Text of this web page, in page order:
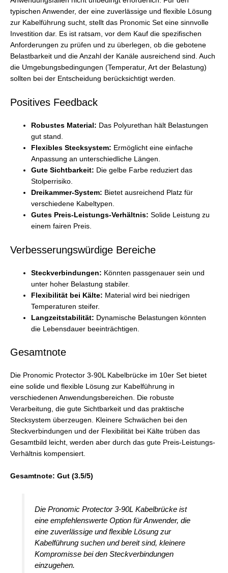
typischen Anwender, der eine zuverlässige und flexible Lösung
zur Kabelführung sucht, stellt das Pronomic Set eine sinnvolle
Investition dar. Es ist ratsam, vor dem Kauf die spezifischen
Anforderungen zu prüfen und zu überlegen, ob die gebotene
Belastbarkeit und die Anzahl der Kanäle ausreichend sind. Auch
die Umgebungsbedingungen (Temperatur, Art der Belastung)
sollten bei der Entscheidung berücksichtigt werden.
Positives Feedback
Robustes Material: Das Polyurethan hält Belastungen
gut stand.
Flexibles Stecksystem: Ermöglicht eine einfache
Anpassung an unterschiedliche Längen.
Gute Sichtbarkeit: Die gelbe Farbe reduziert das
Stolperrisiko.
Dreikammer-System: Bietet ausreichend Platz für
verschiedene Kabeltypen.
Gutes Preis-Leistungs-Verhältnis: Solide Leistung zu
einem fairen Preis.
Verbesserungswürdige Bereiche
Steckverbindungen: Könnten passgenauer sein und
unter hoher Belastung stabiler.
Flexibilität bei Kälte: Material wird bei niedrigen
Temperaturen steifer.
Langzeitstabilität: Dynamische Belastungen könnten
die Lebensdauer beeinträchtigen.
Gesamtnote
Die Pronomic Protector 3-90L Kabelbrücke im 10er Set bietet
eine solide und flexible Lösung zur Kabelführung in
verschiedenen Anwendungsbereichen. Die robuste
Verarbeitung, die gute Sichtbarkeit und das praktische
Stecksystem überzeugen. Kleinere Schwächen bei den
Steckverbindungen und der Flexibilität bei Kälte trüben das
Gesamtbild leicht, werden aber durch das gute Preis-Leistungs-
Verhältnis kompensiert.
Gesamtnote: Gut (3.5/5)
Die Pronomic Protector 3-90L Kabelbrücke ist
eine empfehlenswerte Option für Anwender, die
eine zuverlässige und flexible Lösung zur
Kabelführung suchen und bereit sind, kleinere
Kompromisse bei den Steckverbindungen
einzugehen.